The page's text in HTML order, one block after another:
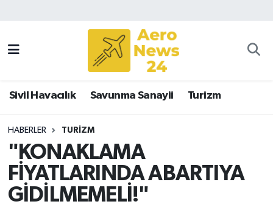
Sivil Havacılık Savunma Sanayii Turizm
HABERLER TURIZM
"KONAKLAMA
FİYATLARINDA ABARTIYA
GİDİLMEMELİ!"